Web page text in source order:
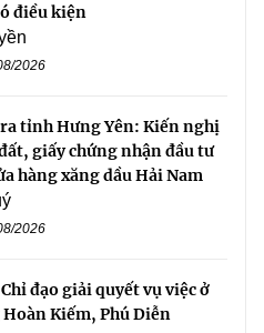
điều kiện
2026
tỉnh Hưng Yên: Kiến nghị
giấy chứng nhận đầu tư
hàng xăng dầu Hải Nam
2026
đạo giải quyết vụ việc ở
Kiếm, Phú Diễn